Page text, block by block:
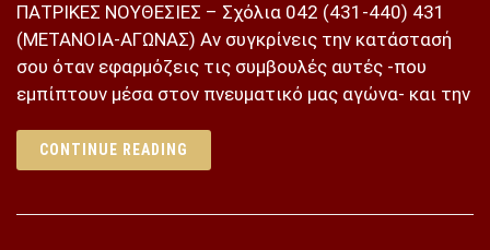
ΠΑΤΡΙΚΕΣ ΝΟΥΘΕΣΙΕΣ – Σχόλια 042 (431-440) 431
(ΜΕΤΑΝΟΙΑ-ΑΓΩΝΑΣ) Αν συγκρίνεις την κατάστασή
σου όταν εφαρμόζεις τις συμβουλές αυτές -που
εμπίπτουν μέσα στον πνευματικό μας αγώνα- και την
CONTINUE READING